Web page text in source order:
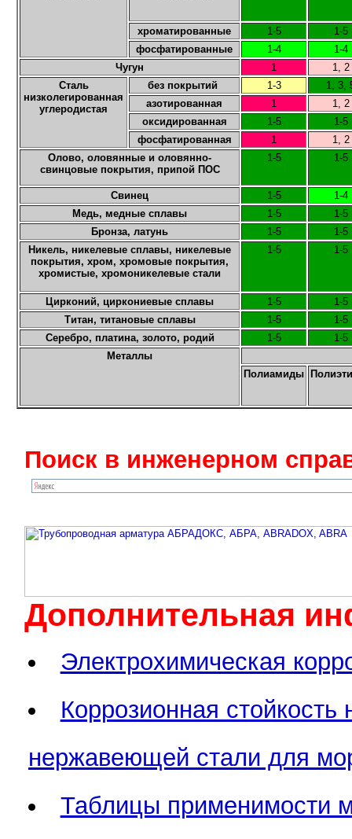
хроматированные 1-5
1-5
фосфатированные
1-4
1-4
Чугун
1
1, 2
Сталь
низколегированная
углеродистая
без покрытий 1-3
1, 3,
азотированная
1
1, 2
оксидированная
1-5
1-5
фосфатированная
1
1, 2
Олово, оловянные и оловянно-
свинцовые покрытия, припой ПОС
1-5 1-5
Свинец 1-5
1-4
Медь, медные сплавы
1-5
1-5
Бронза, латунь
1-5
1-5
Никель, никелевые сплавы, никелевые
покрытия, хром, хромовые покрытия,
хромистые, хромоникелевые стали
1-5 1-5
Цирконий, циркониевые сплавы 1-5
1-5
Титан, титановые сплавы
1-5
1-5
Серебро, платина, золото, родий
1-5
1-5
Металлы
Полиамиды
Поиск в инженерном
Дополнительная
Электрохимическая
Коррозионная
нержавеющей стали для
Таблицы применимости